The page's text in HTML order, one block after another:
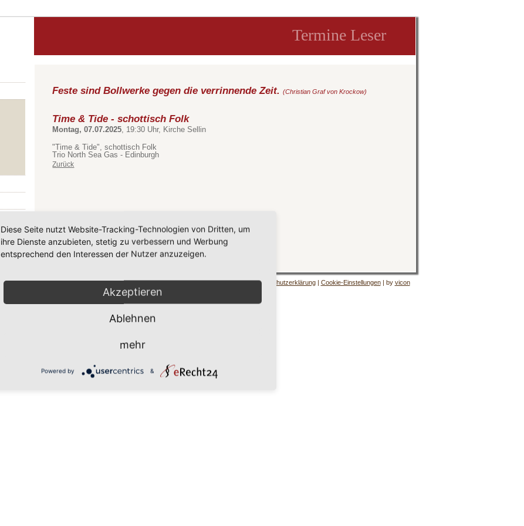
Termine Leser
Feste sind Bollwerke gegen die verrinnende Zeit.(Christian Graf von Krockow)
Time & Tide - schottisch Folk
Montag, 07.07.2025, 19:30 Uhr, Kirche Sellin
"Time & Tide", schottisch Folk
Trio North Sea Gas - Edinburgh
Zurück
Mönchgut 2026 |Impressum|Datenschutzerklärung| Cookie-Einstellungen| by vicon
Diese Seite nutzt Website-Tracking-Technologien von Dritten, um
ihre Dienste anzubieten, stetig zu verbessern und Werbung
entsprechend den Interessen der Nutzer anzuzeigen.
Akzeptieren
Ablehnen
mehr
Powered by &